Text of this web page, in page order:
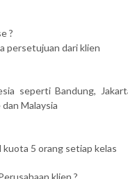
?
persetujuan dari klien
seperti Bandung,
Malaysia
kuota 5 orang setiap kelas
klien ?